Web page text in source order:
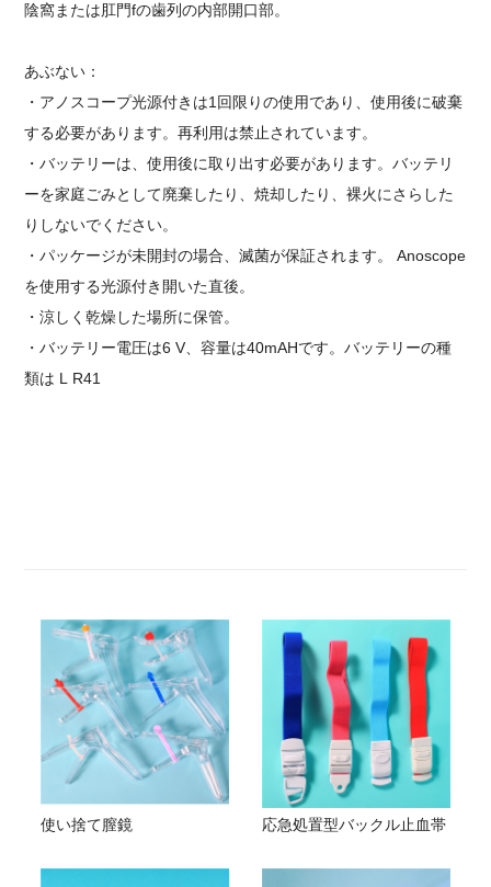
陰窩または肛門fの歯列の内部開口部。
あぶない：
・アノスコープ光源付き は1回限りの使用であり、使用後に破棄
する必要があります。再利用は禁止されています。
・バッテリーは、使用後に取り出す必要があります。バッテリ
ーを家庭ごみとして廃棄したり、焼却したり、裸火にさらした
りしないでください。
・パッケージが未開封の場合、滅菌が保証されます。 Anoscope
を使用する光源付き 開いた直後。
・涼しく乾燥した場所に保管。
・バッテリー電圧は6 V、容量は40mAHです。バッテリーの種
類は L R41
使い捨て膣鏡 応急処置型バックル止血帯